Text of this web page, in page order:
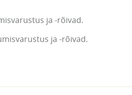
ja -rõivad.
ja -rõivad.